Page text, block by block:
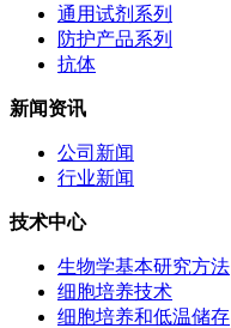
通用试剂系列
防护产品系列
抗体
新闻资讯
公司新闻
行业新闻
技术中心
生物学基本研究方法
细胞培养技术
细胞培养和低温储存